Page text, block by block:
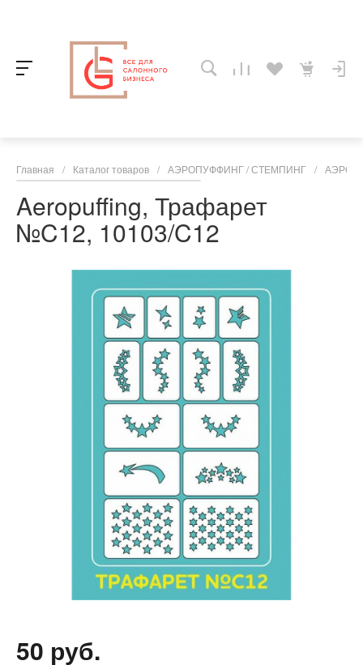
Главная / Каталог товаров / АЭРОПУФФИНГ / СТЕМПИНГ /
Aeropuffing, Трафарет
№C12, 10103/C12
50 руб.